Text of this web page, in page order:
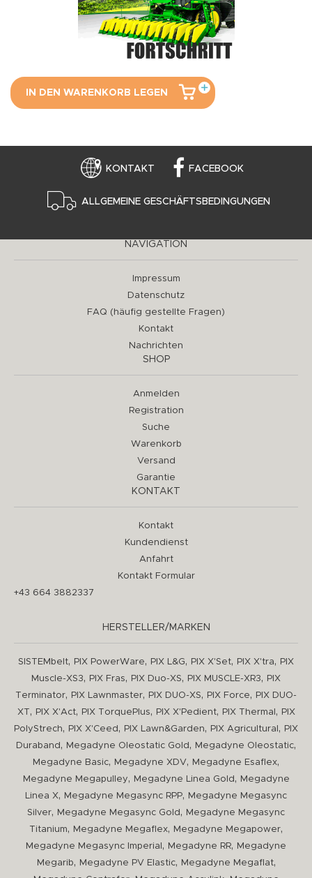
IN DEN WARENKORB LEGEN
KONTAKT FACEBOOK
ALLGEMEINE GESCHÄFTSBEDINGUNGEN
NAVIGATION
Impressum
Datenschutz
FAQ (häufig gestellte Fragen)
Kontakt
Nachrichten
SHOP
Anmelden
Registration
Suche
Warenkorb
Versand
Garantie
KONTAKT
Kontakt
Kundendienst
Anfahrt
Kontakt Formular
+43 664 3882337
HERSTELLER/MARKEN
SISTEMbelt, PIX PowerWare, PIX L&G, PIX X'Set, PIX X'tra,
PIX
Muscle-XS3, PIX Fras, PIX Duo-XS, PIX MUSCLE-XR3,
PIX
Terminator, PIX Lawnmaster, PIX DUO-XS, PIX Force,
PIX DUO-
XT, PIX X'Act, PIX TorquePlus, PIX X'Pedient, PIX Thermal ,
PIX
PolyStrech, PIX X'Ceed , PIX Lawn&Garden, PIX Agricultural ,
PIX
Duraband , Megadyne Oleostatic Gold , Megadyne Oleostatic,
Megadyne Basic, Megadyne XDV, Megadyne Esaflex,
Megadyne Megapulley, Megadyne Linea Gold ,
Megadyne
Linea X, Megadyne Megasync RPP,
Megadyne Megasync
Silver, Megadyne Megasync Gold ,
Megadyne Megasync
Titanium, Megadyne Megaflex, Megadyne Megapower,
Megadyne Megasync Imperial , Megadyne RR,
Megadyne
Megarib, Megadyne PV Elastic, Megadyne Megaflat,